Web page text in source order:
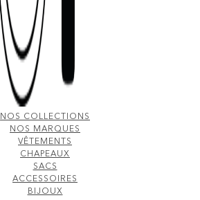
NOS COLLECTIONS
NOS MARQUES
VÊTEMENTS
CHAPEAUX
SACS
ACCESSOIRES
BIJOUX